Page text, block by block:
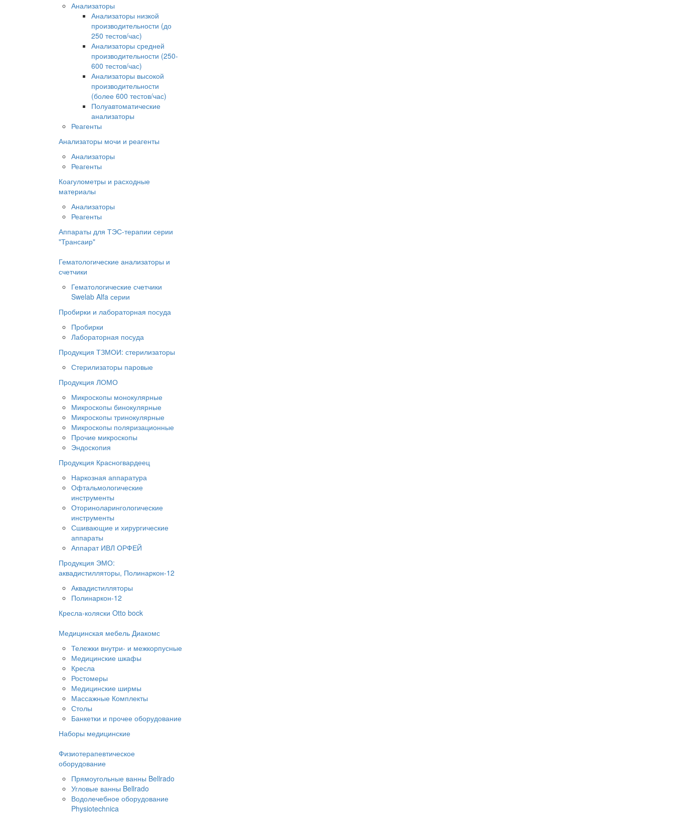
Анализаторы
Анализаторы низкой
производительности (до
250 тестов/час)
Анализаторы средней
производительности (250-
600 тестов/час)
Анализаторы высокой
производительности
(более 600 тестов/час)
Полуавтоматические
анализаторы
Реагенты
Анализаторы мочи и реагенты
Анализаторы
Реагенты
Коагулометры и расходные
материалы
Анализаторы
Реагенты
Аппараты для ТЭС-терапии серии
"Трансаир"
Гематологические анализаторы и
счетчики
Гематологические счетчики
Swelab Alfa серии
Пробирки и лабораторная посуда
Пробирки
Лабораторная посуда
Продукция ТЗМОИ: стерилизаторы
Стерилизаторы паровые
Продукция ЛОМО
Микроскопы монокулярные
Микроскопы бинокулярные
Микроскопы тринокулярные
Микроскопы поляризационные
Прочие микроскопы
Эндоскопия
Продукция Красногвардеец
Наркозная аппаратура
Офтальмологические
инструменты
Оториноларингологические
инструменты
Сшивающие и хирургические
аппараты
Аппарат ИВЛ ОРФЕЙ
Продукция ЭМО:
аквадистилляторы, Полинаркон-12
Аквадистилляторы
Полинаркон-12
Кресла-коляски Otto bock
Медицинская мебель Диакомс
Тележки внутри- и межкорпусные
Медицинские шкафы
Кресла
Ростомеры
Медицинские ширмы
Массажные Комплекты
Столы
Банкетки и прочее оборудование
Наборы медицинские
Физиотерапевтическое
оборудование
Прямоугольные ванны Bellrado
Угловые ванны Bellrado
Водолечебное оборудование
Physiotechnica